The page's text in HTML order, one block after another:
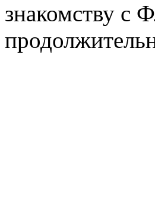
знакомству с